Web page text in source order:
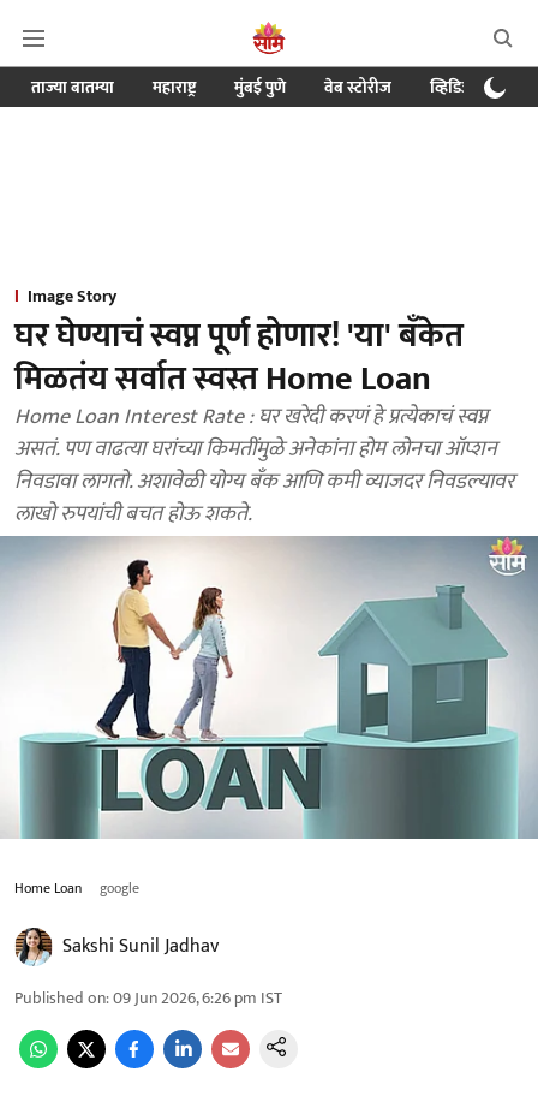
ताज्या बातम्या महाराष्ट्र मुंबई पुणे वेब स्टोरीज व्हिडिओ
Image Story
घर घेण्याचं स्वप्न पूर्ण होणार! 'या' बँकेत
मिळतंय सर्वात स्वस्त Home Loan
Home Loan Interest Rate : घर खरेदी करणं हे प्रत्येकाचं स्वप्न
असतं. पण वाढत्या घरांच्या किमतींमुळे अनेकांना होम लोनचा ऑप्शन
निवडावा लागतो. अशावेळी योग्य बँक आणि कमी व्याजदर निवडल्यावर
लाखो रुपयांची बचत होऊ शकते.
Home Loan google
Sakshi Sunil Jadhav
Published on:09 Jun 2026, 6:26 pm IST